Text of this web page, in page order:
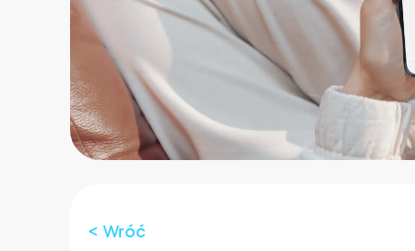
< Wróć